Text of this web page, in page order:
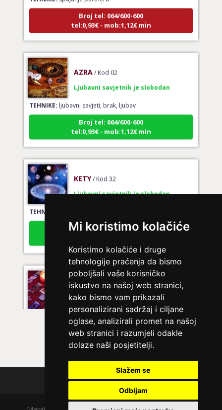
Mi koristimo kolačiće
Koristimo kolačiće i druge
tehnologije praćenja da bismo
poboljšali vaše korisničko
iskustvo na našoj web stranici,
kako bismo vam prikazali
personalizirani sadržaj i ciljane
oglase, analizirali promet na našoj
web stranici i razumjeli odakle
dolaze naši posjetitelji.
Slažem se
Odbijam
Broj tel: 064/600-600
tel:0,93€ - mob:1,12€ min
AZRA / Kod 02
Ljubavni savjetnik je slobodan
TEHNIKE:ljubavni savjeti, brak, ljubav
Broj tel: 064/600-600
tel:0,93€ - mob:1,12€ min
KETY / Kod 32
Ljubavni savjetnik je slobodan
TEHNIKE:
Broj tel: 064/600-600
tel:0,93€ - mob:1,12€ min
LUCIJA
/ Kod #136
Ljubavni savjetnik je zauzet
spajanje partnera
Broj tel: 064/600-600
tel:0,93€ - mob:1,12€ min
Ljubavni savjetnik je slobodan
Polica privatnosti